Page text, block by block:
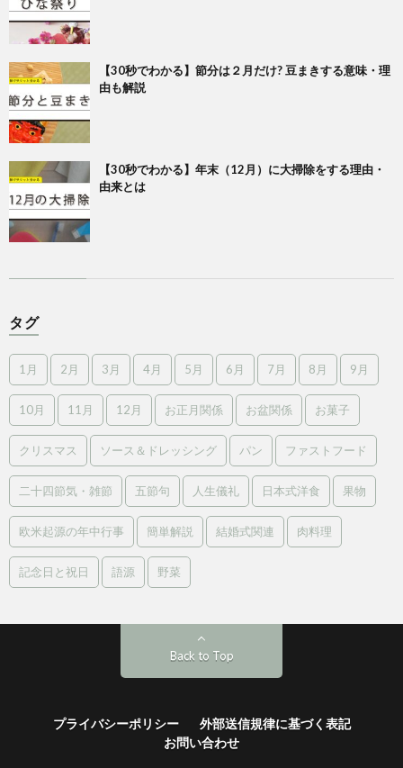
【30秒でわかる】節分は２月だけ? 豆まきする意味・理
由も解説
【30秒でわかる】年末（12月）に大掃除をする理由・
由来とは
タグ
1月 2月 3月 4月 5月 6月 7月 8月 9月
10月 11月 12月 お正月関係 お盆関係 お菓子
クリスマス ソース＆ドレッシング パン ファストフード
二十四節気・雑節 五節句 人生儀礼 日本式洋食 果物
欧米起源の年中行事 簡単解説 結婚式関連 肉料理
記念日と祝日 語源 野菜
Back to Top
プライバシーポリシー
外部送信規律に基づく表記
お問い合わせ